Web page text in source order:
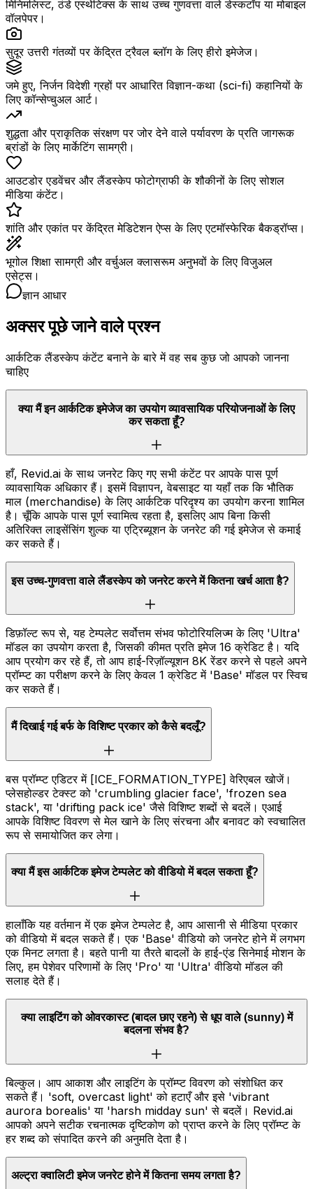
मिनिमलिस्ट, ठंडे एस्थेटिक्स के साथ उच्च गुणवत्ता वाले डेस्कटॉप या मोबाइल
वॉलपेपर।
सुदूर उत्तरी गंतव्यों पर केंद्रित ट्रैवल ब्लॉग के लिए हीरो इमेजेज।
जमे हुए, निर्जन विदेशी ग्रहों पर आधारित विज्ञान-कथा (sci-fi) कहानियों के
लिए कॉन्सेप्चुअल आर्ट।
शुद्धता और प्राकृतिक संरक्षण पर जोर देने वाले पर्यावरण के प्रति जागरूक
ब्रांडों के लिए मार्केटिंग सामग्री।
आउटडोर एडवेंचर और लैंडस्केप फोटोग्राफी के शौकीनों के लिए सोशल
मीडिया कंटेंट।
शांति और एकांत पर केंद्रित मेडिटेशन ऐप्स के लिए एटमॉस्फेरिक बैकड्रॉप्स।
भूगोल शिक्षा सामग्री और वर्चुअल क्लासरूम अनुभवों के लिए विजुअल
एसेट्स।
ज्ञान आधार
अक्सर पूछे जाने वाले प्रश्न
आर्कटिक लैंडस्केप कंटेंट बनाने के बारे में वह सब कुछ जो आपको जानना
चाहिए
क्या मैं इन आर्कटिक इमेजेज का उपयोग व्यावसायिक परियोजनाओं के लिए
कर सकता हूँ?
हाँ, Revid.ai के साथ जनरेट किए गए सभी कंटेंट पर आपके पास पूर्ण
व्यावसायिक अधिकार हैं। इसमें विज्ञापन, वेबसाइट या यहाँ तक कि भौतिक
माल (merchandise) के लिए आर्कटिक परिदृश्य का उपयोग करना शामिल
है। चूँकि आपके पास पूर्ण स्वामित्व रहता है, इसलिए आप बिना किसी
अतिरिक्त लाइसेंसिंग शुल्क या एट्रिब्यूशन के जनरेट की गई इमेजेज से कमाई
कर सकते हैं।
इस उच्च-गुणवत्ता वाले लैंडस्केप को जनरेट करने में कितना खर्च आता है?
डिफ़ॉल्ट रूप से, यह टेम्पलेट सर्वोत्तम संभव फोटोरियलिज्म के लिए 'Ultra'
मॉडल का उपयोग करता है, जिसकी कीमत प्रति इमेज 16 क्रेडिट है। यदि
आप प्रयोग कर रहे हैं, तो आप हाई-रिज़ॉल्यूशन 8K रेंडर करने से पहले अपने
प्रॉम्प्ट का परीक्षण करने के लिए केवल 1 क्रेडिट में 'Base' मॉडल पर स्विच
कर सकते हैं।
मैं दिखाई गई बर्फ के विशिष्ट प्रकार को कैसे बदलूँ?
बस प्रॉम्प्ट एडिटर में [ICE_FORMATION_TYPE] वेरिएबल खोजें।
प्लेसहोल्डर टेक्स्ट को 'crumbling glacier face', 'frozen sea
stack', या 'drifting pack ice' जैसे विशिष्ट शब्दों से बदलें। एआई
आपके विशिष्ट विवरण से मेल खाने के लिए संरचना और बनावट को स्वचालित
रूप से समायोजित कर लेगा।
क्या मैं इस आर्कटिक इमेज टेम्पलेट को वीडियो में बदल सकता हूँ?
हालाँकि यह वर्तमान में एक इमेज टेम्पलेट है, आप आसानी से मीडिया प्रकार
को वीडियो में बदल सकते हैं। एक 'Base' वीडियो को जनरेट होने में लगभग
एक मिनट लगता है। बहते पानी या तैरते बादलों के हाई-एंड सिनेमाई मोशन के
लिए, हम पेशेवर परिणामों के लिए 'Pro' या 'Ultra' वीडियो मॉडल की
सलाह देते हैं।
क्या लाइटिंग को ओवरकास्ट (बादल छाए रहने) से धूप वाले (sunny) में
बदलना संभव है?
बिल्कुल। आप आकाश और लाइटिंग के प्रॉम्प्ट विवरण को संशोधित कर
सकते हैं। 'soft, overcast light' को हटाएँ और इसे 'vibrant
aurora borealis' या 'harsh midday sun' से बदलें। Revid.ai
आपको अपने सटीक रचनात्मक दृष्टिकोण को प्राप्त करने के लिए प्रॉम्प्ट के
हर शब्द को संपादित करने की अनुमति देता है।
अल्ट्रा क्वालिटी इमेज जनरेट होने में कितना समय लगता है?